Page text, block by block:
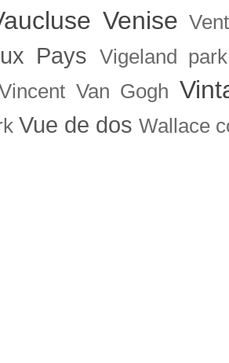
Venise
Pays
Vigeland park
Van Gogh
Vue de dos Wallace